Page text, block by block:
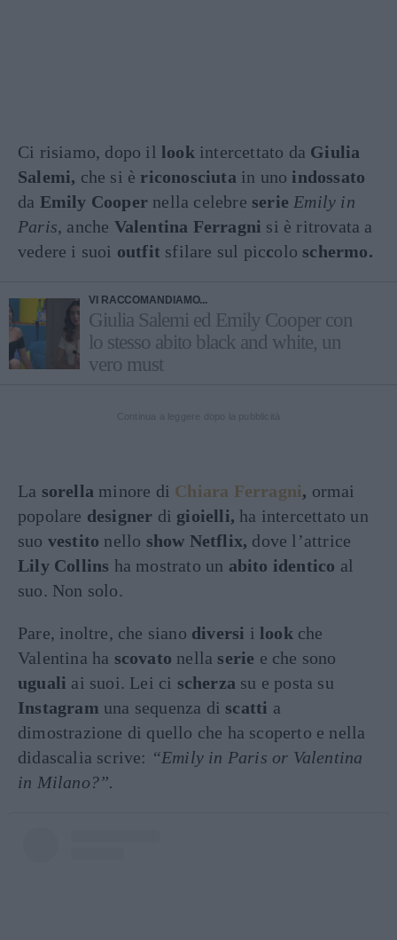
Ci risiamo, dopo il look intercettato da Giulia
Salemi, che si è riconosciuta in uno indossato
da Emily Cooper nella celebre serie Emily in
Paris, anche Valentina Ferragni si è ritrovata a
vedere i suoi outfit sfilare sul piccolo schermo.
VI RACCOMANDIAMO...
Giulia Salemi ed Emily Cooper con
lo stesso abito black and white, un
vero must
La sorella minore di Chiara Ferragni, ormai
popolare designer di gioielli, ha intercettato un
suo vestito nello show Netflix, dove l’attrice
Lily Collins ha mostrato un abito identico al
suo. Non solo.
Pare, inoltre, che siano diversi i look che
Valentina ha scovato nella serie e che sono
uguali ai suoi. Lei ci scherza su e posta su
Instagram una sequenza di scatti a
dimostrazione di quello che ha scoperto e nella
didascalia scrive: “Emily in Paris or Valentina
in Milano?”.